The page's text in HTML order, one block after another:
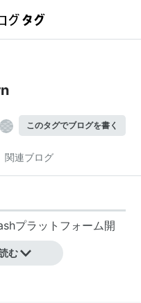
このタグでブログを書く
関連ブログ
プラットフォーム開
ーム。
む